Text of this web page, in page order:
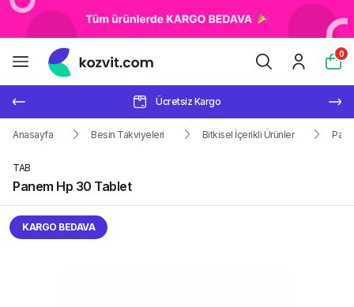
0
Ücretsiz Kargo
Anasayfa Besin Takviyeleri Bitkisel İçerikli Ürünler
TAB
Panem Hp 30 Tablet
KARGO BEDAVA